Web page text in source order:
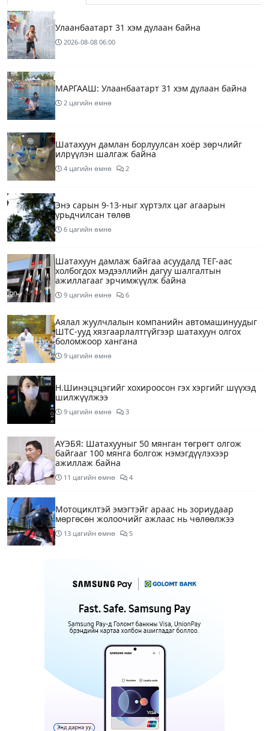
Улаанбаатарт 31 хэм дулаан байна
2026-08-08 06:00
МАРГААШ: Улаанбаатарт 31 хэм дулаан байна
2 цагийн өмнө
Шатахуун дамлан борлуулсан хоёр зөрчлийг
илрүүлэн шалгаж байна
4 цагийн өмнө 2
Энэ сарын 9-13-ныг хүртэлх цаг агаарын
урьдчилсан төлөв
6 цагийн өмнө
Шатахуун дамлаж байгаа асуудалд ТЕГ-аас
холбогдох мэдээллийн дагуу шалгалтын
ажиллагааг эрчимжүүлж байна
9 цагийн өмнө 6
Аялал жуулчлалын компанийн автомашинуудыг
ШТС-ууд хязгаарлалтгүйгээр шатахуун олгох
боломжоор хангана
9 цагийн өмнө
Н.Шинэцэцэгийг хохироосон гэх хэргийг шүүхэд
шилжүүлжээ
9 цагийн өмнө 3
АҮЭБЯ: Шатахууныг 50 мянган төгрөгт олгож
байгааг 100 мянга болгож нэмэгдүүлэхээр
ажиллаж байна
11 цагийн өмнө 4
Мотоциклтэй эмэгтэйг араас нь зориудаар
мөргөсөн жолоочийг ажлаас нь чөлөөлжээ
13 цагийн өмнө 5
шатахуун дамлан зарж буй асуудалд хяналт
тавихыг үүрэгдэв
Тарвас ачих ажилд туслахаар гэрээсээ гарсан 10
13 цагийн өмнө 2
АҮЭБЯ: Тэгш, сондгойг мөрдөөгүй 7 ШТС-д
торгууль ногдуулах, тусгай зөвшөөрлийг нь
цуцлах хүртэл арга хэмжээ авахыг сануулав
14 цагийн өмнө 4